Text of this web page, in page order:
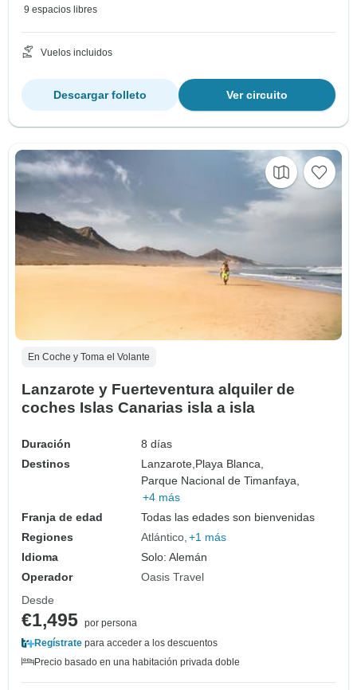
9 espacios libres
Vuelos incluidos
Ver circuito
Descargar folleto
En Coche y Toma el Volante
Lanzarote y Fuerteventura alquiler de
coches Islas Canarias isla a isla
Duración
8 días
Destinos
Lanzarote, Playa Blanca,
Parque Nacional de Timanfaya,
+4 más
Franja de edad
Todas las edades son bienvenidas
Regiones
Atlántico +1 más
Idioma
Solo: Alemán
Operador
Oasis Travel
Desde
€1,495 por persona
Regístrate para acceder a los descuentos
Precio basado en una habitación privada doble